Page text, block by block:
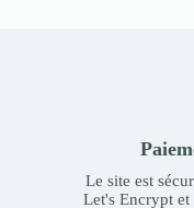
Le site est
Let's Encrypt et